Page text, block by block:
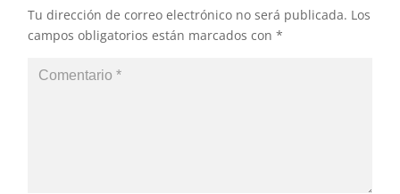
Tu dirección de correo electrónico no será publicada. Los
campos obligatorios están marcados con*